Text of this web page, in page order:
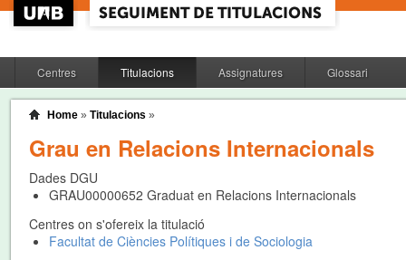
Centres Titulacions Assignatures Glossari
Home » Titulacions »
Grau en Relacions Internacionals
Dades DGU
GRAU00000652 Graduat en Relacions Internacionals
Centres on s'ofereix la titulació
Facultat de Ciències Polítiques i de Sociologia